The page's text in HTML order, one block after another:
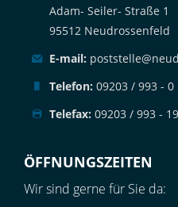
Adam- Seiler- Straße 1
95512 Neudrossenfeld
E-mail:
Telefon: 09203 / 993 - 0
Telefax: 09203 / 993 - 19
ÖFFNUNGSZEITEN
Wir sind gerne für Sie da: